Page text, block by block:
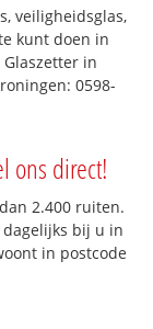
veiligheidsglas,
kunt doen in
in
0598-
ons direct!
2.400 ruiten.
bij u in
in postcode